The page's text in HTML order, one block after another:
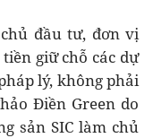
đầu tư, đơn vị
giữ chỗ các dự
lý, không phải
Điền Green do
sản SIC làm chủ